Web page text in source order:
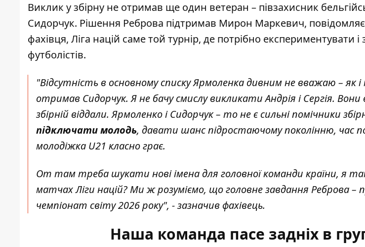
Виклик у збірну не отримав ще один ветеран – півзахисник
Сидорчук. Рішення Реброва підтримав Мирон Маркевич,
фахівця, Ліга націй саме той турнір, де потрібно експериментувати
футболістів.
"Відсутність в основному списку Ярмоленка дивним не вважаю – як
отримав Сидорчук. Я не бачу смислу викликати Андрія і Сергія.
збірній віддали. Ярмоленко і Сидорчук – то не є сильні помічники
підключати молодь, давати шанс підростаючому поколінню, час
молодіжка U21 класно грає.
От там треба шукати нові імена для головної команди країни, я
матчах Ліги націй? Ми ж розуміємо, що головне завдання Реброва –
чемпіонат світу 2026 року", - зазначив фахівець.
Наша команда пасе задніх в